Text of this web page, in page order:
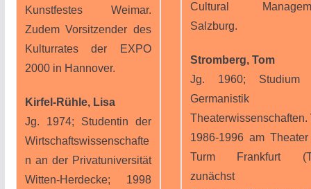
Kunstfestes Weimar.
Zudem Vorsitzender des
Kulturrates der EXPO
2000 in Hannover.
Kirfel-Rühle, Lisa
Jg. 1974; Studentin der
Wirtschaftswissenschafte
n an der Privatuniversität
Witten-Herdecke; 1998
Cultural
Salzburg.
Stromberg, Tom
Jg. 1960; Studium
Germanistik
Theaterwissenschaften.
1986-1996 am
Turm Frankfurt
zunächst